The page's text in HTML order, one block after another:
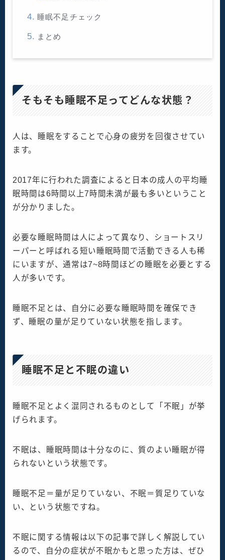
睡眠不足チェック
まとめ
そもそも睡眠不足ってどんな状態？
人は、睡眠をすることで心身の疲労を回復させてい
ます。
2017年に行われた調査によると日本の成人の平均睡
眠時間は6時間以上7時間未満が最も多いということ
が分かりました。
必要な睡眠時間は人によって異なり、ショートスリ
ーパーと呼ばれる短い睡眠時間で活動できる人も稀
にいますが、通常は7~8時間ほどの睡眠を必要とする
人が多いです。
睡眠不足とは、自分に必要な睡眠時間を確保でき
ず、睡眠の量が足りていない状態を指します。
睡眠不足と不眠の違い
睡眠不足とよく混同されるものとして「不眠」が挙
げられます。
不眠は、睡眠時間は十分なのに、質のよい睡眠が得
られないという状態です。
睡眠不足＝量が足りていない、不眠＝質足りていな
い、という状態ですね。
不眠に関する情報は以下の記事で詳しく解説してい
るので、自分の症状が不眠かもと思った方は、ぜひ